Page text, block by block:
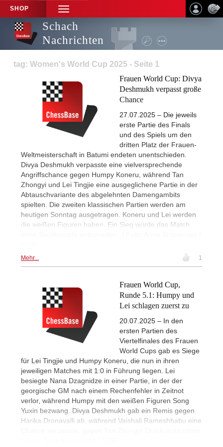
SHOP
TOGGLE
NAVIGATION
Schach
Nachrichten
tag: Women's World Cup 2025 - Seite 1
Frauen World Cup: Divya
Deshmukh verpasst große
Chance
27.07.2025 – Die jeweils
erste Partie des Finals
und des Spiels um den
dritten Platz der Frauen-
Weltmeisterschaft in Batumi endeten unentschieden.
Divya Deshmukh verpasste eine vielversprechende
Angriffschance gegen Humpy Koneru, während Tan
Zhongyi und Lei Tingjie eine ausgeglichene Partie in der
Abtauschvariante des abgelehnten Damengambits
spielten. Die zweiten klassischen Partien werden am
heutigen Sonntag ausgetragen. Koneru und Lei werden
die weißen Figuren haben. Ein Sieg würde das Match
Mehr... 1
Frauen World Cup,
Runde 5.1: Humpy und
Lei schlagen zuerst zu
20.07.2025 – In den
ersten Partien des
Viertelfinales des Frauen
World Cups gab es Siege
für Lei Tingjie und Humpy Koneru, die nun in ihren
jeweiligen Matches mit 1:0 in Führung liegen. Lei
besiegte Nana Dzagnidze in einer Partie, in der der
georgische GM nach einem Rechenfehler in Zeitnot
verlor, während Humpy mit den weißen Figuren Song
Yuxin bezwang. Divya Deshmukh gab ein Remis gegen
Harika Dronavalli ab, während Vaishali Rameshbabu eine